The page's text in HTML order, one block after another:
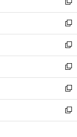
開
く
ド
ウ
で
開
く
ィ
ン
ド
ウ
で
開
く
い
ウ
ィ
ン
ド
ウ
で
開
く
新
し
い
ウ
ィ
ン
ド
ウ
で
開
く
新
し
い
ウ
ィ
ン
ド
ウ
で
開
新
し
い
ウ
ィ
ン
ド
ウ
新
し
い
ウ
ィ
ン
新
し
い
ウ
新
し